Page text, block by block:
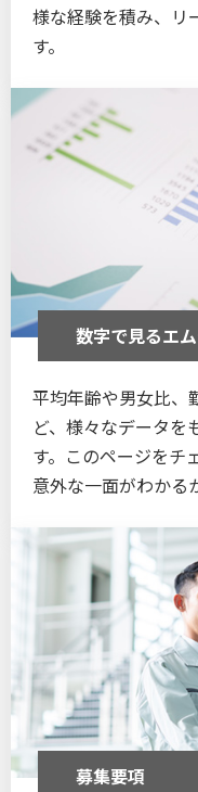
様な経験を積み、リ
す。
数字で⾒るエ
平均年齢や男女比、
ど、様々なデータを
す。このページをチ
意外な一面がわかる
募集要項